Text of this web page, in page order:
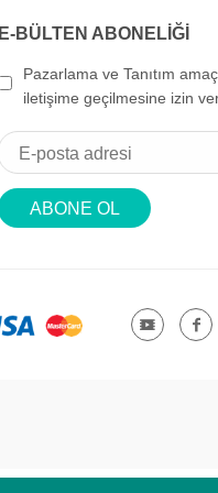
E-BÜLTEN ABONELİĞİ
Pazarlama ve Tanıtım
iletişime geçilmesine izin
ABONE OL